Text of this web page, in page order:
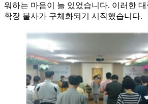
워하는 마음이 늘 있었습니다. 이러한
확장 불사가 구체화되기 시작했습니다.